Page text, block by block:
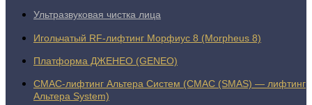
Ультразвуковая чистка лица
Игольчатый RF-лифтинг Морфиус 8 (Morpheus 8)
Платформа ДЖЕНЕО (GENEO)
СМАС-лифтинг Альтера Систем (СМАС (SMAS) — лифтинг
Альтера System)